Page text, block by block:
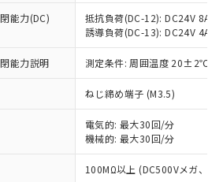
能力(DC)
抵抗負荷(DC-12): DC24V 8A/
誘導負荷(DC-13): DC24V 4A/
能力説明 測定条件: 周囲温度 20±2℃、
ねじ締め端子 (M3.5)
電気的: 最大30回/分
機械的: 最大30回/分
100MΩ以上 (DC500Vメガ、点
了承ください。
および標準価格照会結果は、
いる更新日時点での社内デー
き作成されるものであり、閲
時点での実際の在庫および標
は異なる場合があることをご
期状況および標準価格はお客
引先、またはお客様担当のオ
御機器販売店・当社販売員に
含有品と判明した場合などや
することがあります。
10物質）：
以下、 水銀(Hg) 1000ppm以下、 カド
1000ppm以下、ポリ臭化ビフェニル
以下、ポリ臭化ジフェニルエーテル類
下、フタル酸ビス(2-エチルヘキシ
DOP) 1000ppm以下、フタル酸ブチ
） 1000ppm以下、フタル酸ジブチル
以下、フタル酸ジイソブチル
下
産業用監視および制御機器に対する
ていることを示します。
認です。当社販売部門へお問
) : 1000ppm、 PBBs(ポリ臭化ビフェ
、 PBDEs(ポリ臭化ジフェニルエーテ
ブチル) : 1000ppm、 DIBP(フタル酸ジ
、 BBP(フタル酸ブチルベンジ
これら貴社製品のうち、外国
び外国貿易法に定める商品
規制貨物等」という）を輸出
外への提供する場合は、日本
輸出許可(または役務取引許
得するなどの必要な手続きを
制貨物を破棄する場合は、完
するなど、違法に輸出されな
要な手段を講じます。
社製品を、核兵器、ミサイ
定数以上の在庫あり
定数には満たないが在庫あり